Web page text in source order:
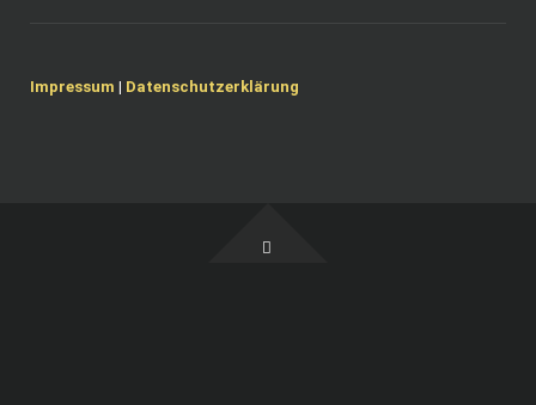
Impressum | Datenschutzerklärung